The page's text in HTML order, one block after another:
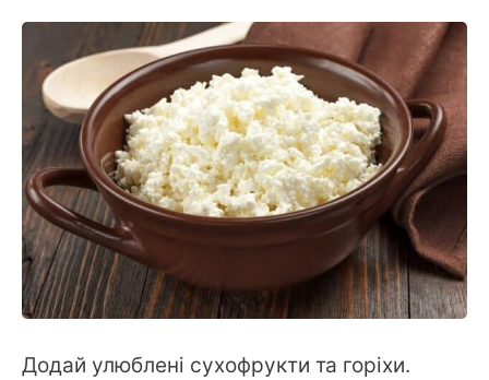
Додай улюблені сухофрукти та горіхи.